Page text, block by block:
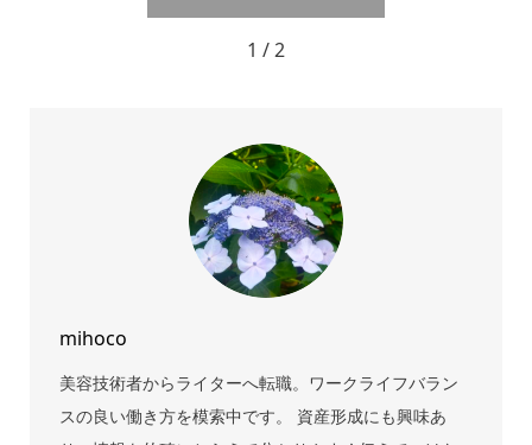
1 / 2
mihoco
美容技術者からライターへ転職。ワークライフバラン
スの良い働き方を模索中です。 資産形成にも興味あ